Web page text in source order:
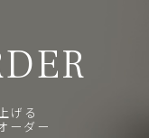
げる
ーダー